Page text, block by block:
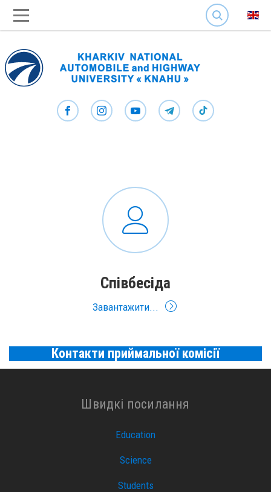
SEARCH
Співбесіда
Завантажити...
Контакти приймальної комісії
Швидкі посилання
Education
Science
Students